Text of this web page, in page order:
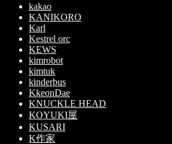
kakao
KANIKORO
Karl
Kestrel orc
KEWS
kimrobot
kimtuk
kinderbus
KkeonDae
KNUCKLE HEAD
KOYUKI屋
KUSARI
K作家